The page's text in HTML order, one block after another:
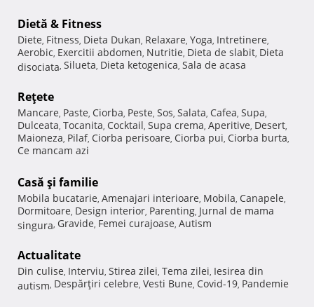
Dietă & Fitness
Diete, Fitness, Dieta Dukan, Relaxare, Yoga, Intretinere,
Aerobic, Exercitii abdomen, Nutritie, Dieta de slabit, Dieta
disociata, Silueta, Dieta ketogenica, Sala de acasa
Reţete
Mancare, Paste, Ciorba, Peste, Sos, Salata, Cafea, Supa,
Dulceata, Tocanita, Cocktail, Supa crema, Aperitive, Desert,
Maioneza, Pilaf, Ciorba perisoare, Ciorba pui, Ciorba burta,
Ce mancam azi
Casă şi familie
Mobila bucatarie, Amenajari interioare, Mobila, Canapele,
Dormitoare, Design interior, Parenting, Jurnal de mama
singura, Gravide, Femei curajoase, Autism
Actualitate
Din culise, Interviu, Stirea zilei, Tema zilei, Iesirea din
autism, Despărţiri celebre, Vesti Bune, Covid-19, Pandemie